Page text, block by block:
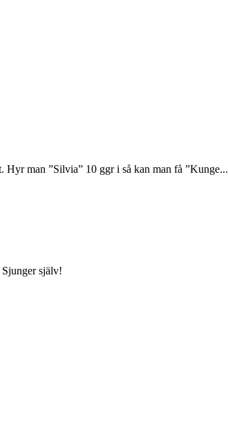
man ”Silvia” 10 ggr i så kan man få ”Kunge...
själv!